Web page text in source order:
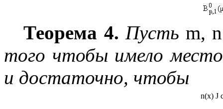
Теорема 4. Пусть m,n
того чтобы имело
и достаточно, чтобы
n(x) Ј